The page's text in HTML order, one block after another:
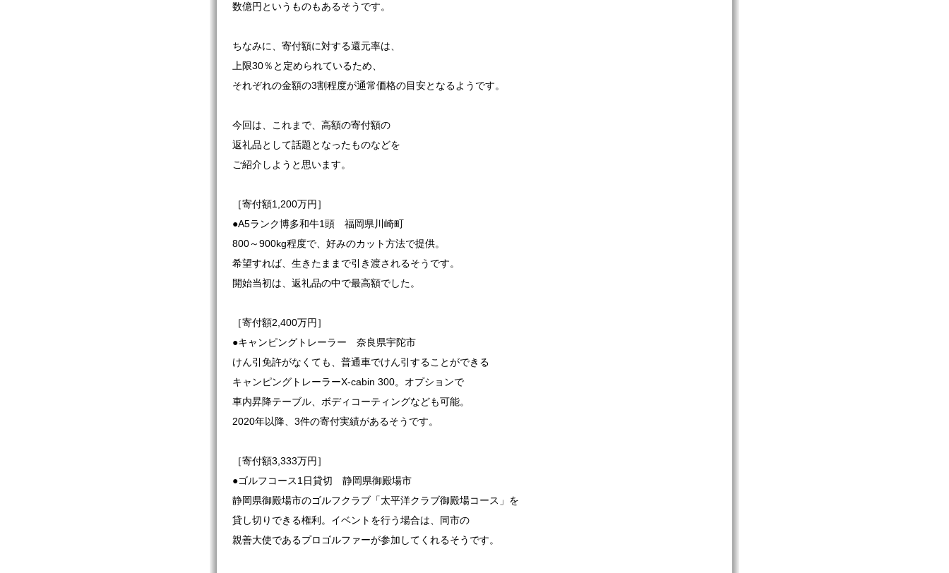
数億円というものもあるそうです。
ちなみに、寄付額に対する還元率は、
上限30％と定められているため、
それぞれの金額の3割程度が通常価格の目安となるようです。
今回は、これまで、高額の寄付額の
返礼品として話題となったものなどを
ご紹介しようと思います。
［寄付額1,200万円］
●A5ランク博多和牛1頭 福岡県川崎町
800～900kg程度で、好みのカット方法で提供。
希望すれば、生きたままで引き渡されるそうです。
開始当初は、返礼品の中で最高額でした。
［寄付額2,400万円］
●キャンピングトレーラー 奈良県宇陀市
けん引免許がなくても、普通車でけん引することができる
キャンピングトレーラーX-cabin 300。オプションで
車内昇降テーブル、ボディコーティングなども可能。
2020年以降、3件の寄付実績があるそうです。
［寄付額3,333万円］
●ゴルフコース1日貸切 静岡県御殿場市
静岡県御殿場市のゴルフクラブ「太平洋クラブ御殿場コース」を
貸し切りできる権利。イベントを行う場合は、同市の
親善大使であるプロゴルファーが参加してくれるそうです。